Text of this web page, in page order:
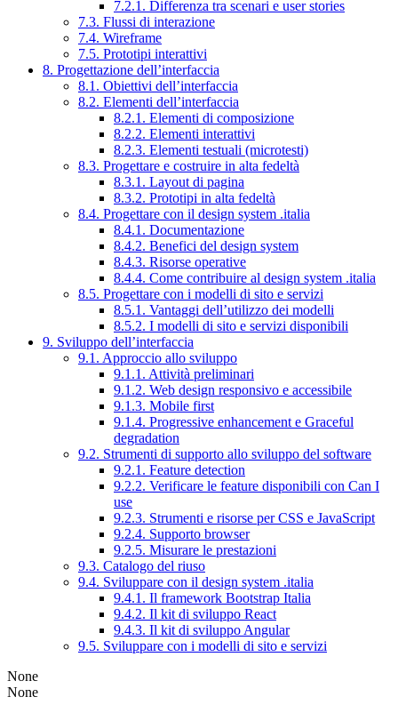
7.2.1. Differenza tra scenari e user stories
7.3. Flussi di interazione
7.4. Wireframe
7.5. Prototipi interattivi
8. Progettazione dell’interfaccia
8.1. Obiettivi dell’interfaccia
8.2. Elementi dell’interfaccia
8.2.1. Elementi di composizione
8.2.2. Elementi interattivi
8.2.3. Elementi testuali (microtesti)
8.3. Progettare e costruire in alta fedeltà
8.3.1. Layout di pagina
8.3.2. Prototipi in alta fedeltà
8.4. Progettare con il design system .italia
8.4.1. Documentazione
8.4.2. Benefici del design system
8.4.3. Risorse operative
8.4.4. Come contribuire al design system .italia
8.5. Progettare con i modelli di sito e servizi
8.5.1. Vantaggi dell’utilizzo dei modelli
8.5.2. I modelli di sito e servizi disponibili
9. Sviluppo dell’interfaccia
9.1. Approccio allo sviluppo
9.1.1. Attività preliminari
9.1.2. Web design responsivo e accessibile
9.1.3. Mobile first
9.1.4. Progressive enhancement e Graceful
degradation
9.2. Strumenti di supporto allo sviluppo del software
9.2.1. Feature detection
9.2.2. Verificare le feature disponibili con Can I
use
9.2.3. Strumenti e risorse per CSS e JavaScript
9.2.4. Supporto browser
9.2.5. Misurare le prestazioni
9.3. Catalogo del riuso
9.4. Sviluppare con il design system .italia
9.4.1. Il framework Bootstrap Italia
9.4.2. Il kit di sviluppo React
9.4.3. Il kit di sviluppo Angular
9.5. Sviluppare con i modelli di sito e servizi
None
None